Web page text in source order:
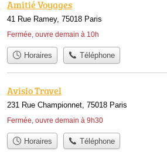
Amitié Voyages
41 Rue Ramey, 75018 Paris
Fermée, ouvre demain à 10h
Horaires Téléphone
Avisio Travel
231 Rue Championnet, 75018 Paris
Fermée, ouvre demain à 9h30
Horaires Téléphone